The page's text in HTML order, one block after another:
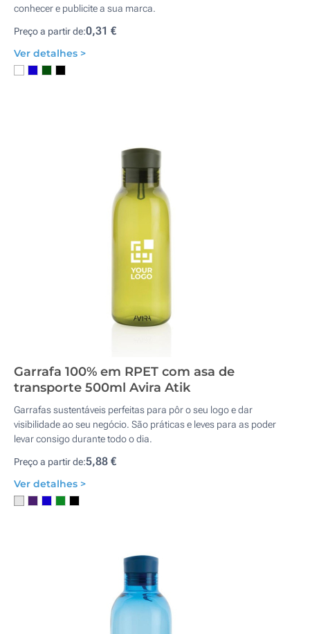
conhecer e publicite a sua marca.
Preço a partir de:0,31 €
Ver detalhes >
Garrafa 100% em RPET com asa de
transporte 500ml Avira Atik
Garrafas sustentáveis perfeitas para pôr o seu logo e dar
visibilidade ao seu negócio. São práticas e leves para as poder
levar consigo durante todo o dia.
Preço a partir de:5,88 €
Ver detalhes >